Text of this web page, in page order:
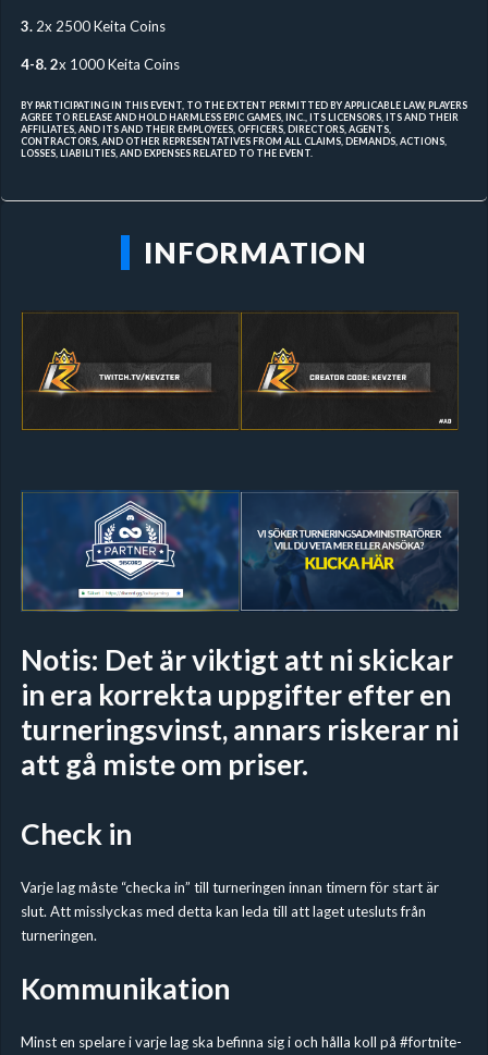
3.2x 2500 Keita Coins
4-8. 2x 1000 Keita Coins
BY PARTICIPATING IN THIS EVENT, TO THE EXTENT PERMITTED BY APPLICABLE LAW, PLAYERS
AGREE TO RELEASE AND HOLD HARMLESS EPIC GAMES, INC., ITS LICENSORS, ITS AND THEIR
AFFILIATES, AND ITS AND THEIR EMPLOYEES, OFFICERS, DIRECTORS, AGENTS,
CONTRACTORS, AND OTHER REPRESENTATIVES FROM ALL CLAIMS, DEMANDS, ACTIONS,
LOSSES, LIABILITIES, AND EXPENSES RELATED TO THE EVENT.
INFORMATION
Notis: Det är viktigt att ni skickar
in era korrekta uppgifter efter en
turneringsvinst, annars riskerar ni
att gå miste om priser.
Check in
Varje lag måste “checka in” till turneringen innan timern för start är
slut. Att misslyckas med detta kan leda till att laget utesluts från
turneringen.
Kommunikation
Minst en spelare i varje lag ska befinna sig i och hålla koll på #fortnite-